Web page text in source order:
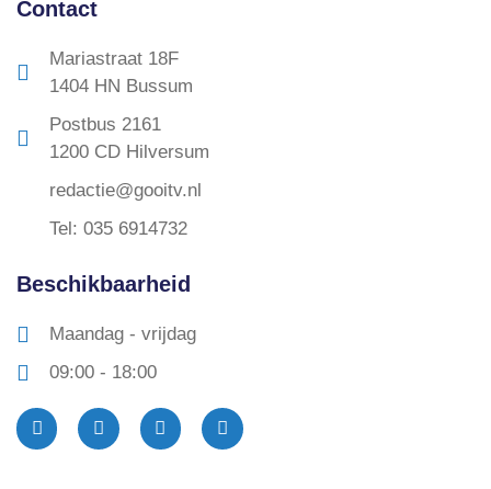
Contact
Mariastraat 18F
1404 HN Bussum
Postbus 2161
1200 CD Hilversum
redactie@gooitv.nl
Tel: 035 6914732
Beschikbaarheid
Maandag - vrijdag
09:00 - 18:00